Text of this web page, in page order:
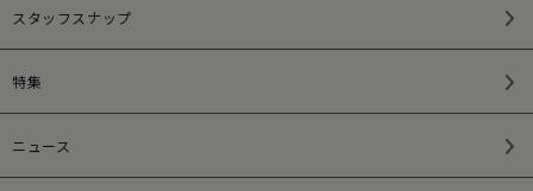
スタッフスナップ
特集
ニュース